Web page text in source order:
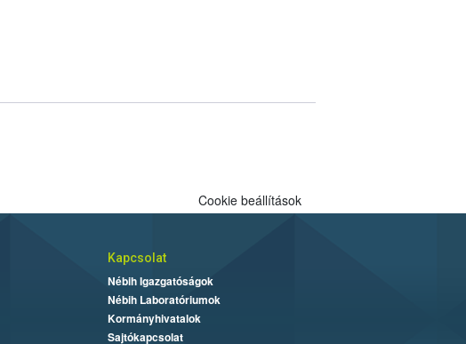
Cookie beállítások
Kapcsolat
Nébih Igazgatóságok
Nébih Laboratóriumok
Kormányhivatalok
Sajtókapcsolat